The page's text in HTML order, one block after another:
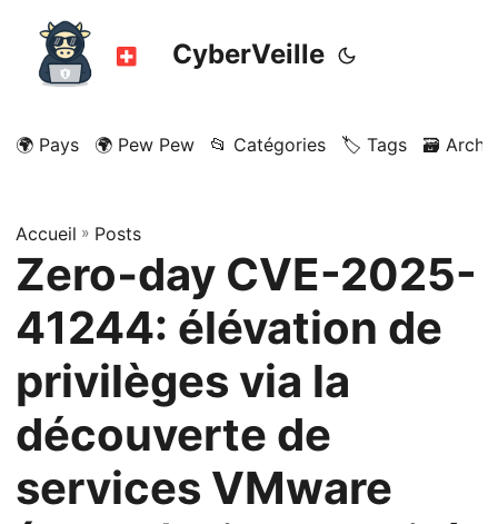
CyberVeille
🌍 Pays 🌍 Pew Pew 📂 Catégories 🏷️ Tags 🗃️
Accueil » Posts
Zero‑day CVE-2025-
41244: élévation de
privilèges via la
découverte de
services VMware